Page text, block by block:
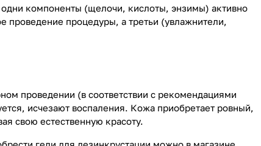
компоненты (щелочи, кислоты, энзимы) активно
проведение процедуры, а третьи (увлажнители,
проведении (в соответствии с рекомендациями
исчезают воспаления. Кожа приобретает ровный,
свою естественную красоту.